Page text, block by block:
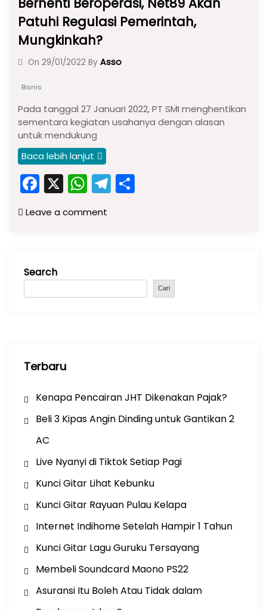
Patuhi Regulasi Pemerintah,
Mungkinkah?
On 29/01/2022 By Asso
Bisnis
Pada tanggal 27 Januari 2022, PT SMI menghentikan
sementara kegiatan usahanya dengan alasan
untuk mendukung
Baca lebih lanjut
F
a
c
o
o
X W
h
a
p
p
T
el
m
Leave a comment
Search
Cari
Terbaru
Kenapa Pencairan JHT Dikenakan Pajak?
Beli 3 Kipas Angin Dinding untuk Gantikan 2
AC
Live Nyanyi di Tiktok Setiap Pagi
Kunci Gitar Lihat Kebunku
Kunci Gitar Rayuan Pulau Kelapa
Internet Indihome Setelah Hampir 1 Tahun
Kunci Gitar Lagu Guruku Tersayang
Membeli Soundcard Maono PS22
Asuransi Itu Boleh Atau Tidak dalam